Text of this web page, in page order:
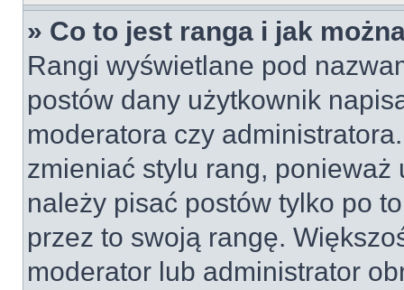
» Co to jest ranga i jak
Rangi wyświetlane pod
postów dany użytkownik
moderatora czy
zmieniać stylu rang,
należy pisać postów tylko po
przez to swoją rangę.
moderator lub administrator